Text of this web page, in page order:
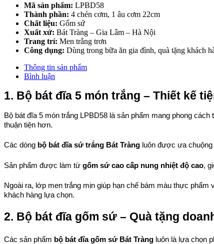
Mã sản phẩm: LPBD58
Thành phần: 4 chén cơm, 1 âu cơm 22cm
Chất liệu: Gốm sứ
Xuất xứ: Bát Tràng – Gia Lâm – Hà Nội
Trang trí: Men trắng trơn
Công dụng: Dùng trong bữa ăn gia đình, quà tặng khách
Thông tin sản phẩm
Bình luận
1. Bộ bát đĩa 5 món trắng – Thiết kế
Bộ bát đĩa 5 món trắng LPBD58 là sản phẩm mang phong cách
thuận tiện hơn.
Các dòng bộ bát đĩa sứ trắng Bát Tràng luôn được ưa
Sản phẩm được làm từ gốm sứ cao cấp nung nhiệt độ cao,
Ngoài ra, lớp men trắng mịn giúp hạn chế bám màu thực
khách hàng lựa chọn.
2. Bộ bát đĩa gốm sứ – Quà tặng
Các sản phẩm bộ bát đĩa gốm sứ Bát Tràng luôn là lựa chọn